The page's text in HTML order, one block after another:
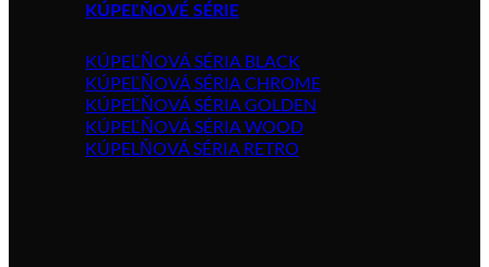
KÚPEĽŇOVÉ SÉRIE
KÚPEĽŇOVÁ SÉRIA BLACK
KÚPEĽŇOVÁ SÉRIA CHROME
KÚPEĽŇOVÁ SÉRIA GOLDEN
KÚPEĽŇOVÁ SÉRIA WOOD
KÚPELŇOVÁ SÉRIA RETRO